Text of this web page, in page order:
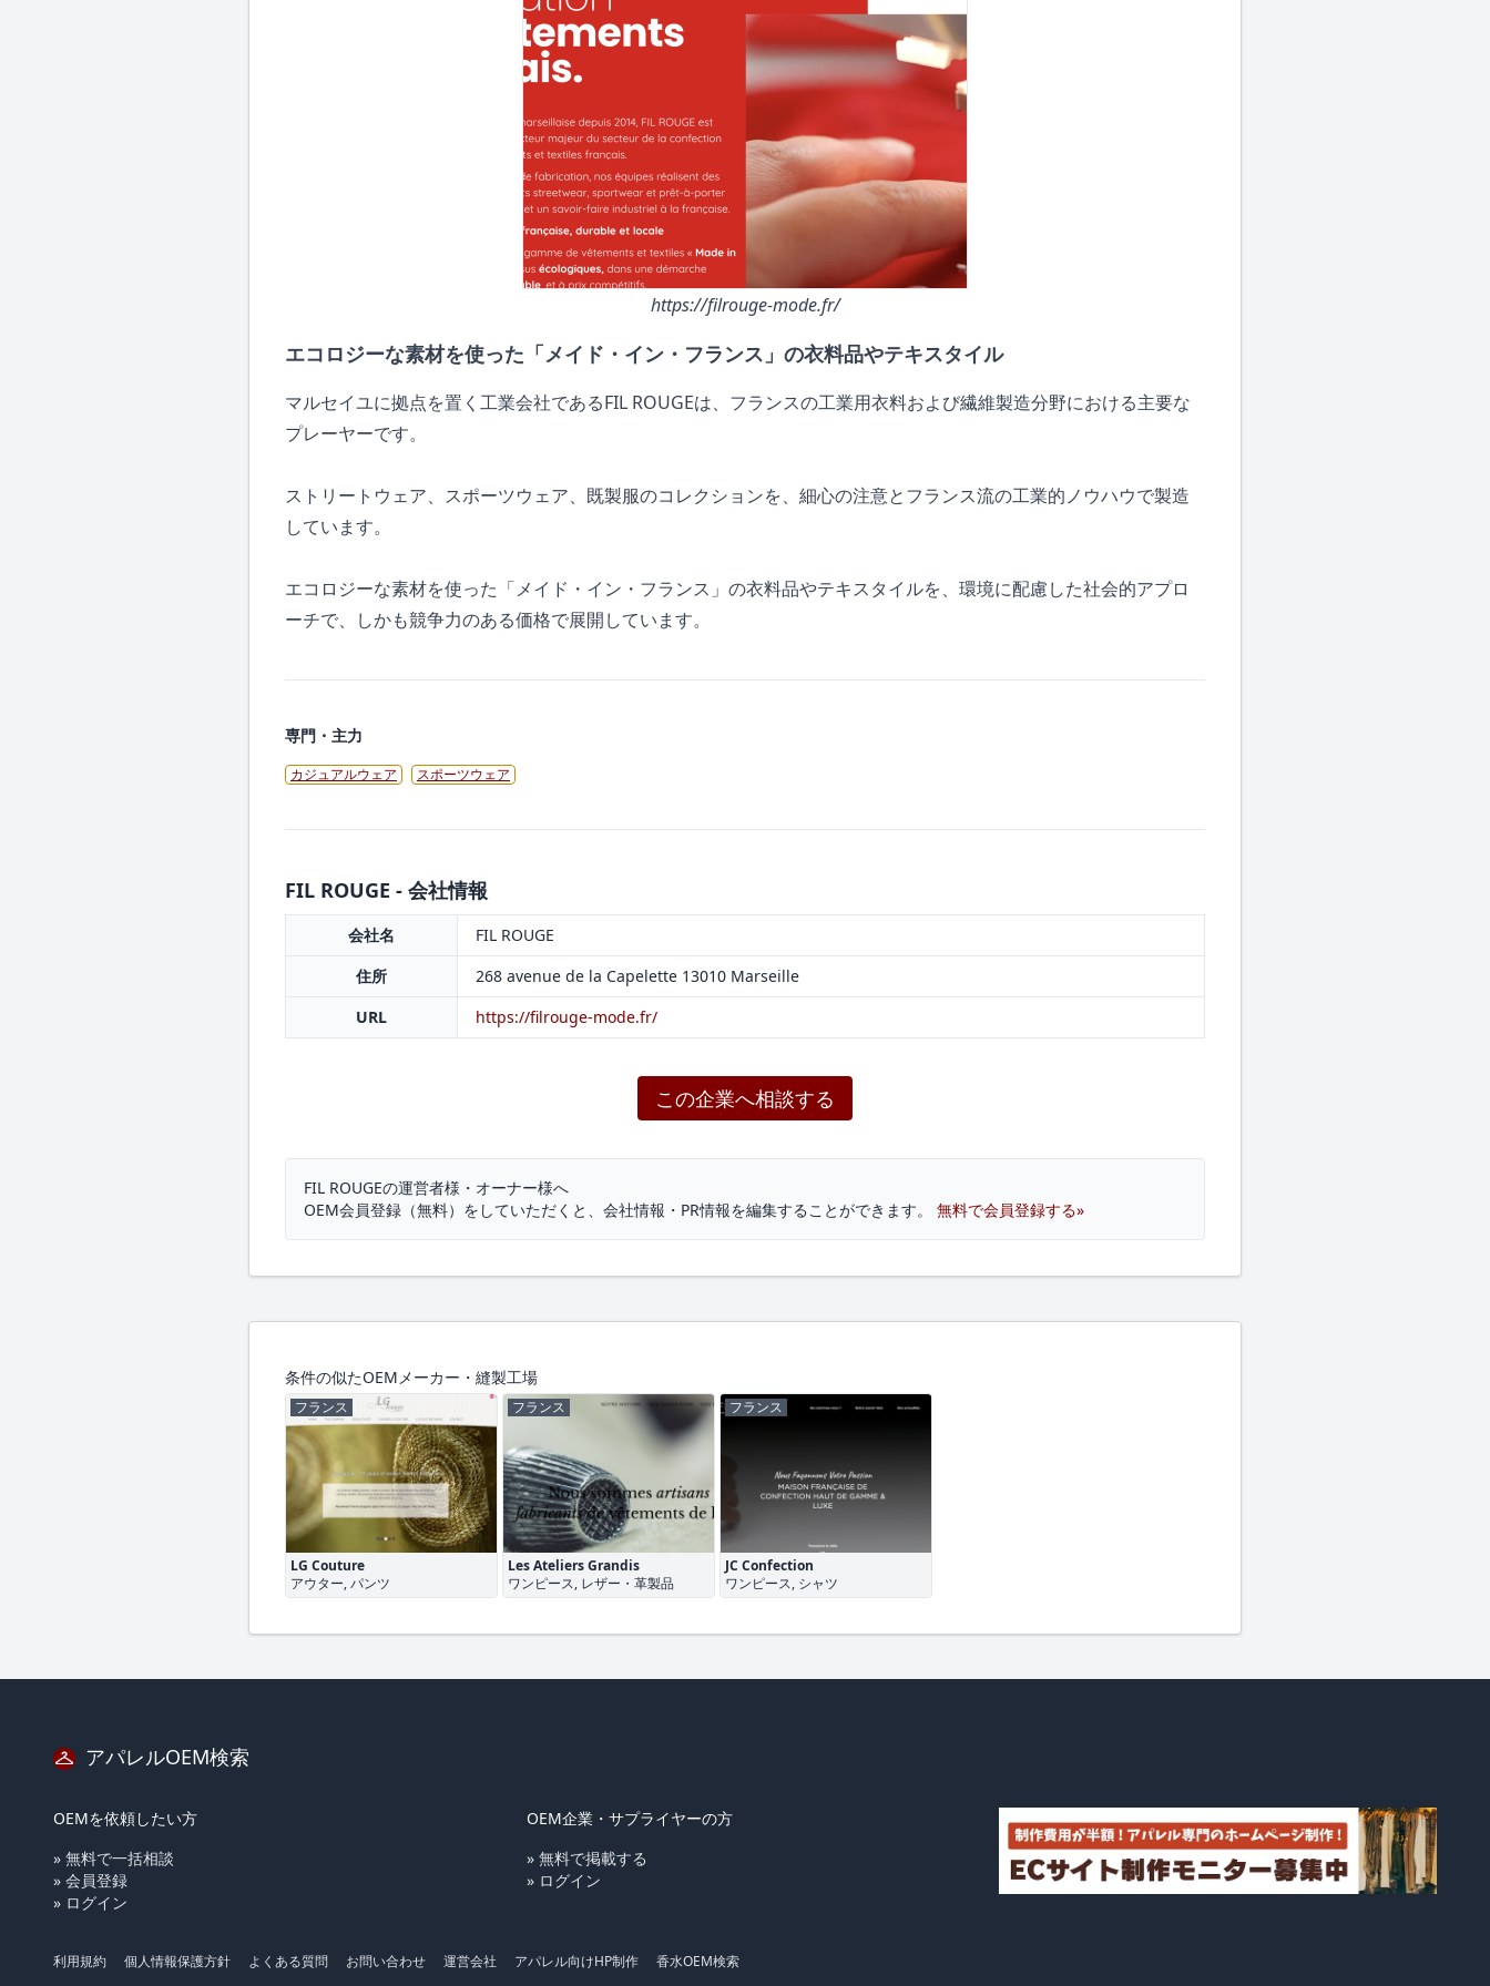
https://filrouge-mode.fr/
エコロジーな素材を使った「メイド・イン・フランス」の衣料品やテキスタイル
マルセイユに拠点を置く工業会社であるFIL ROUGEは、フランスの工業用衣料および繊維製造分野における主要な
プレーヤーです。
ストリートウェア、スポーツウェア、既製服のコレクションを、細心の注意とフランス流の工業的ノウハウで製造
しています。
エコロジーな素材を使った「メイド・イン・フランス」の衣料品やテキスタイルを、環境に配慮した社会的アプロ
ーチで、しかも競争力のある価格で展開しています。
専門・主力
カジュアルウェア スポーツウェア
FIL ROUGE - 会社情報
会社名
FIL ROUGE
住所
268 avenue de la Capelette 13010 Marseille
URL
https://filrouge-mode.fr/
この企業へ相談する
FIL ROUGEの運営者様・オーナー様へ
OEM会員登録（無料）をしていただくと、会社情報・PR情報を編集することができます。 無料で会員登録する»
条件の似たOEMメーカー・縫製工場
フランス
LG Couture
アウター, パンツ
フランス
Les Ateliers Grandis
ワンピース, レザー・革製品
フランス
JC Confection
ワンピース, シャツ
アパレルOEM検索
OEMを依頼したい方
» 無料で一括相談
» 会員登録
» ログイン
OEM企業・サプライヤーの方
» 無料で掲載する
» ログイン
利用規約 個人情報保護方針 よくある質問 お問い合わせ 運営会社 アパレル向けHP制作 香水OEM検索